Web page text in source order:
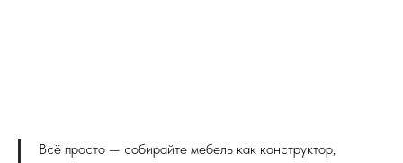
Всё просто — собирайте мебель как конструктор,